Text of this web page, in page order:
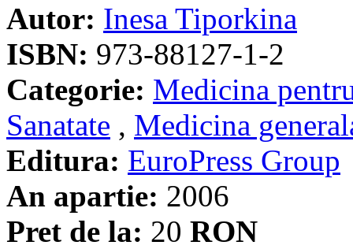
Autor: Inesa Tiporkina
ISBN: 973-88127-1-2
Categorie: Medicina
Sanatate , Medicina
Editura: EuroPress Group
An apartie: 2006
Pret de la: 20 RON